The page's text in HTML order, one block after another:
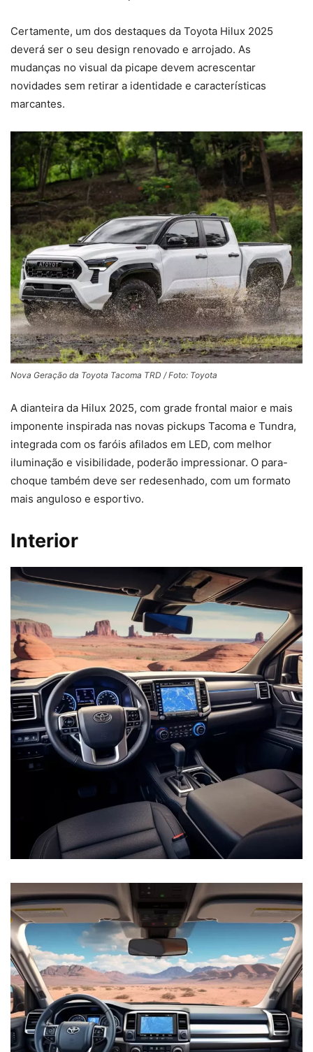
Certamente, um dos destaques da Toyota Hilux 2025
deverá ser o seu design renovado e arrojado. As
mudanças no visual da picape devem acrescentar
novidades sem retirar a identidade e características
marcantes.
Nova Geração da Toyota Tacoma TRD / Foto: Toyota
A dianteira da Hilux 2025, com grade frontal maior e mais
imponente inspirada nas novas pickups Tacoma e Tundra,
integrada com os faróis afilados em LED, com melhor
iluminação e visibilidade, poderão impressionar. O para-
choque também deve ser redesenhado, com um formato
mais anguloso e esportivo.
Interior